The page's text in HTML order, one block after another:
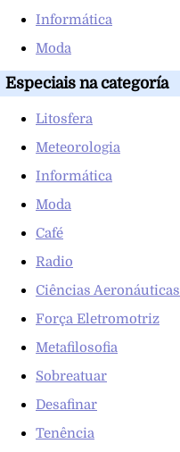
Informática
Moda
Especiais na categoría
Litosfera
Meteorologia
Informática
Moda
Café
Radio
Ciências Aeronáuticas
Força Eletromotriz
Metafilosofia
Sobreatuar
Desafinar
Tenência